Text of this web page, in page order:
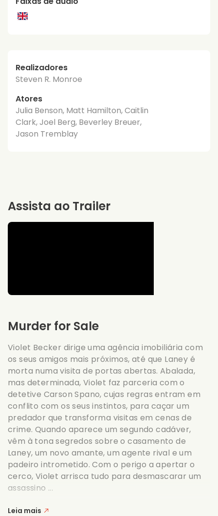
Realizadores
Steven R. Monroe
Atores
Julia Benson, Matt Hamilton, Caitlin
Clark, Joel Berg, Beverley Breuer,
Jason Tremblay
Murder for Sale
Violet Becker dirige uma agência imobiliária com
os seus amigos mais próximos, até que Laney é
morta numa visita de portas abertas. Abalada,
mas determinada, Violet faz parceria com o
detetive Carson Spano, cujas regras entram em
conflito com os seus instintos, para caçar um
predador que transforma visitas em cenas de
crime. Quando aparece um segundo cadáver,
vêm à tona segredos sobre o casamento de
Laney, um novo amante, um agente rival e um
padeiro intrometido. Com o perigo a apertar o
cerco, Violet arrisca tudo para desmascarar um
assassino ...
Leia mais
Assista ao Trailer